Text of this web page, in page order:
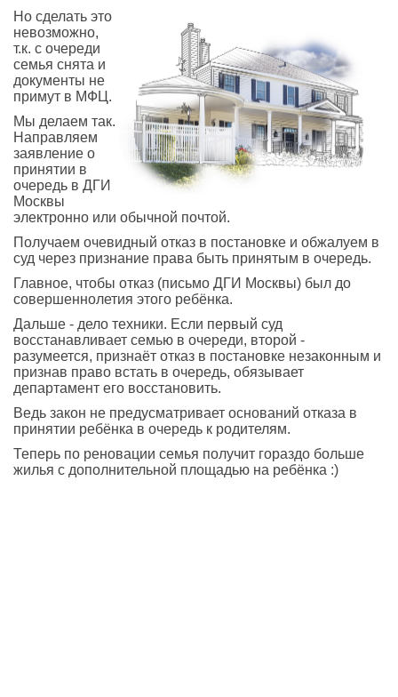
Но сделать это
невозможно,
т.к. с очереди
семья снята и
документы не
примут в МФЦ.
Мы делаем так.
Направляем
заявление о
принятии в
очередь в ДГИ
Москвы
электронно или обычной почтой.
Получаем очевидный отказ в постановке и обжалуем в
суд через признание права быть принятым в очередь.
Главное, чтобы отказ (письмо ДГИ Москвы) был до
совершеннолетия этого ребёнка.
Дальше - дело техники. Если первый суд
восстанавливает семью в очереди, второй -
разумеется, признаёт отказ в постановке незаконным и
признав право встать в очередь, обязывает
департамент его восстановить.
Ведь закон не предусматривает оснований отказа в
принятии ребёнка в очередь к родителям.
Теперь по реновации семья получит гораздо больше
жилья с дополнительной площадью на ребёнка :)